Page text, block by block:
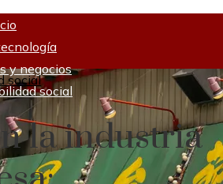
y negocios
social
social
la industria